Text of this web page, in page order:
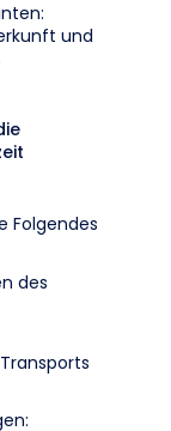
und
Folgendes
des